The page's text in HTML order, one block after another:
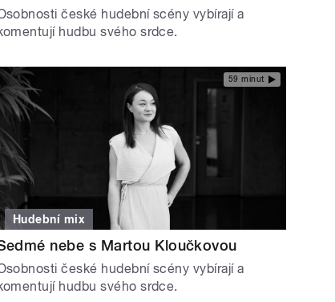
české hudební scény vybírají a
hudbu svého srdce.
59 minut
Hudební mix
nebe s Martou Kloučkovou
české hudební scény vybírají a
hudbu svého srdce.